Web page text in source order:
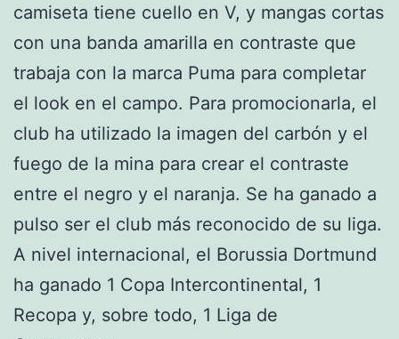
camiseta tiene cuello en V, y mangas cortas
con una banda amarilla en contraste que
trabaja con la marca Puma para completar
el look en el campo. Para promocionarla, el
club ha utilizado la imagen del carbón y el
fuego de la mina para crear el contraste
entre el negro y el naranja. Se ha ganado a
pulso ser el club más reconocido de su liga.
A nivel internacional, el Borussia Dortmund
ha ganado 1 Copa Intercontinental, 1
Recopa y, sobre todo, 1 Liga de